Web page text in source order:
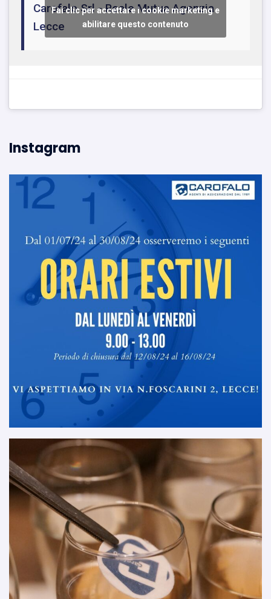
Carofalo Srl - Reale Mutua Agenzia
Lecce
Fai clic per accettare i cookie marketing e
abilitare questo contenuto
Instagram